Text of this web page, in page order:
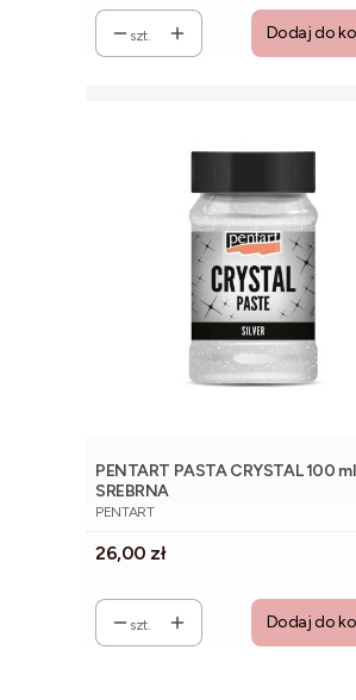
szt. Dodaj do
PENTART PASTA CRYSTAL 100 ml
SREBRNA
PRODUCENT
PENTART
Cena
26,00 zł
szt. Dodaj do